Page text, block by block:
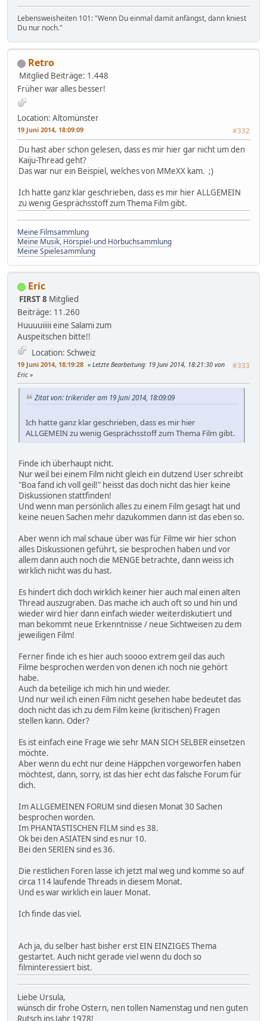
Lebensweisheiten 101: "Wenn Du einmal damit anfängst, dann kniest
Du nur noch."
Retro
Mitglied Beiträge: 1.448
Früher war alles besser!
Location: Altomünster
19 Juni 2014, 18:09:09 #332
Du hast aber schon gelesen, dass es mir hier gar nicht um den
Kaiju-Thread geht?
Das war nur ein Beispiel, welches von MMeXX kam. ;)
Ich hatte ganz klar geschrieben, dass es mir hier ALLGEMEIN
zu wenig Gesprächsstoff zum Thema Film gibt.
Meine Filmsammlung
Meine Musik, Hörspiel-und Hörbuchsammlung
Meine Spielesammlung
Eric
FIRST 8 Mitglied
Beiträge: 11.260
Huuuuiiiii eine Salami zum
Auspeitschen bitte!!
Location: Schweiz
19 Juni 2014, 18:19:28 #333
Letzte Bearbeitung: 19 Juni 2014, 18:21:30 von
Eric
Zitat von: trikerider am 19 Juni 2014, 18:09:09
Ich hatte ganz klar geschrieben, dass es mir hier
ALLGEMEIN zu wenig Gesprächsstoff zum Thema Film gibt.
Finde ich überhaupt nicht.
Nur weil bei einem Film nicht gleich ein dutzend User schreibt
"Boa fand ich voll geil!" heisst das doch nicht das hier keine
Diskussionen stattfinden!
Und wenn man persönlich alles zu einem Film gesagt hat und
keine neuen Sachen mehr dazukommen dann ist das eben so.
Aber wenn ich mal schaue über was für Filme wir hier schon
alles Diskussionen geführt, sie besprochen haben und vor
allem dann auch noch die MENGE betrachte, dann weiss ich
wirklich nicht was du hast.
Es hindert dich doch wirklich keiner hier auch mal einen alten
Thread auszugraben. Das mache ich auch oft so und hin und
wieder wird hier dann einfach wieder weiterdiskutiert und
man bekommt neue Erkenntnisse / neue Sichtweisen zu dem
jeweiligen Film!
Ferner finde ich es hier auch soooo extrem geil das auch
Filme besprochen werden von denen ich noch nie gehört
habe.
Auch da beteilige ich mich hin und wieder.
Und nur weil ich einen Film nicht gesehen habe bedeutet das
doch nicht das ich zu dem Film keine (kritischen) Fragen
stellen kann. Oder?
Es ist einfach eine Frage wie sehr MAN SICH SELBER einsetzen
möchte.
Aber wenn du echt nur deine Häppchen vorgeworfen haben
möchtest, dann, sorry, ist das hier echt das falsche Forum für
dich.
Im ALLGEMEINEN FORUM sind diesen Monat 30 Sachen
besprochen worden.
Im PHANTASTISCHEN FILM sind es 38.
Ok bei den ASIATEN sind es nur 10.
Bei den SERIEN sind es 36.
Die restlichen Foren lasse ich jetzt mal weg und komme so auf
circa 114 laufende Threads in diesem Monat.
Und es war wirklich ein lauer Monat.
Ich finde das viel.
Ach ja, du selber hast bisher erst EIN EINZIGES Thema
gestartet. Auch nicht gerade viel wenn du doch so
filminteressiert bist.
Liebe Ursula,
wünsch dir frohe Ostern, nen tollen Namenstag und nen guten
Rutsch ins Jahr 1978!